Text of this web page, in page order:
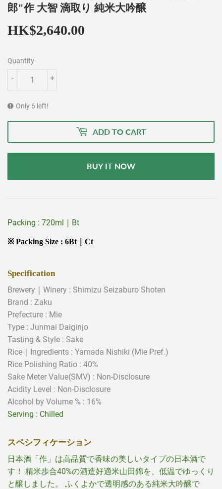
郎"作 大智 滴取り 純米大吟醸
HK$2,640.00
Quantity
+
-
Only 6 left!
ADD TO CART
BUY IT NOW
Packing : 720ml｜Bt
※ Packing Size : 6Bt｜Ct
Specification
Brewery｜Winery : Shimizu Seizaburo Shoten
Brand : Zaku
Prefecture : Mie
Type : Junmai Daiginjo
Tasting & Style : Sake
Rice｜Ingredients : Yamada Nishiki (Mie Pref.)
Rice Polishing Ratio : 40%
Sake Meter Value(SMV) : Non-Disclosure
Acidity Level : Non-Disclosure
Alcohol by Volume % : 16%
Serving : Chilled
スペシフィケーション
日本酒「作」は高品質で香味の美しいタイプの日本酒で
す！ 精米歩合40%の酒造好適米山田錦を、低温でゆっくり
と醸しました。 ふくよかで透明感のある純米大吟醸で